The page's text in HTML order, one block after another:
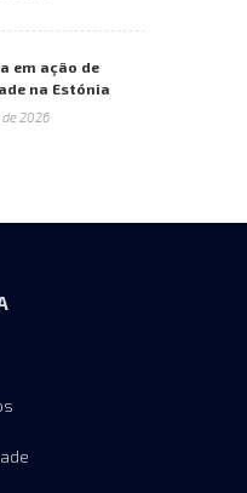
em ação de
na Estónia
2026